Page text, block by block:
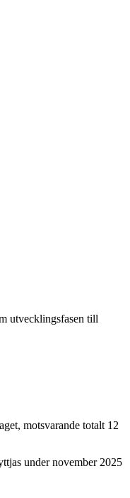
utvecklingsfasen till
motsvarande totalt 12
under november 2025